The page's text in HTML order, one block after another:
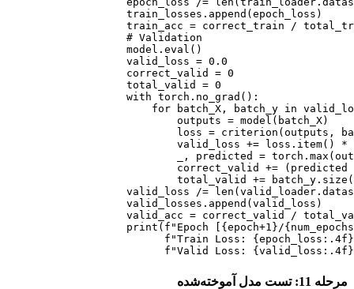
                   train_losses.append(epoch_loss)
train_acc = correct_train /
                   # Validation
                   model.eval()
                   valid_loss = 0.0
                   correct_valid = 0
                   total_valid = 0
                   with torch.no_grad():
for batch_X, batch_y in
                           outputs = model(batch_X)
loss = criterion(outputs,
valid_loss += loss.item() *
_, predicted =
correct_valid += (predicted
total_valid +=
valid_loss /=
                   valid_losses.append(valid_loss)
valid_acc = correct_valid /
print(f"Epoch [{epoch+1}/
f"Train Loss:
f"Valid Loss:
مرحله 11: تست مدل آموخته‌شده